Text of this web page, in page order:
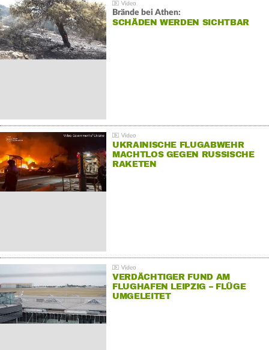
Brände bei Athen:
SCHÄDEN WERDEN SICHTBAR
UKRAINISCHE FLUGABWEHR
MACHTLOS GEGEN RUSSISCHE
RAKETEN
VERDÄCHTIGER FUND AM
FLUGHAFEN LEIPZIG – FLÜGE
UMGELEITET